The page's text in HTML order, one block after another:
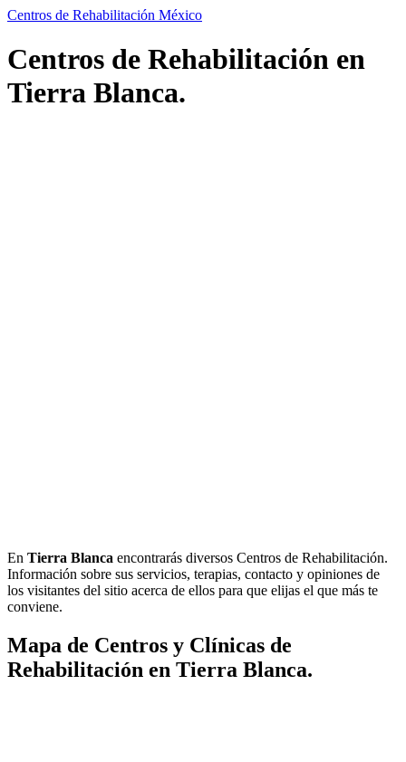
Centros de Rehabilitación México
Centros de Rehabilitación en
Tierra Blanca.
En Tierra Blanca encontrarás diversos Centros de Rehabilitación.
Información sobre sus servicios, terapias, contacto y opiniones de
los visitantes del sitio acerca de ellos para que elijas el que más te
conviene.
Mapa de Centros y Clínicas de
Rehabilitación en Tierra Blanca.